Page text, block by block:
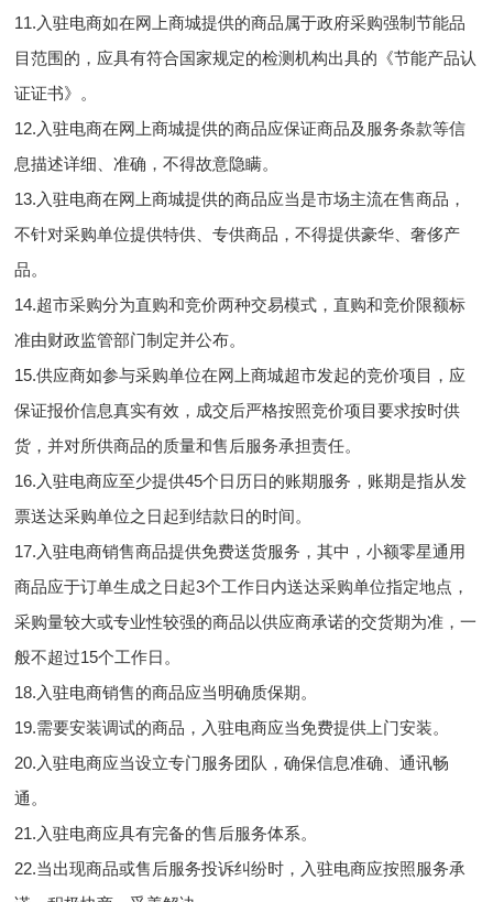
11.入驻电商如在网上商城提供的商品属于政府采购强制节能品
目范围的，应具有符合国家规定的检测机构出具的《节能产品认
证证书》。
12.入驻电商在网上商城提供的商品应保证商品及服务条款等信
息描述详细、准确，不得故意隐瞒。
13.入驻电商在网上商城提供的商品应当是市场主流在售商品，
不针对采购单位提供特供、专供商品，不得提供豪华、奢侈产
品。
14.超市采购分为直购和竞价两种交易模式，直购和竞价限额标
准由财政监管部门制定并公布。
15.供应商如参与采购单位在网上商城超市发起的竞价项目，应
保证报价信息真实有效，成交后严格按照竞价项目要求按时供
货，并对所供商品的质量和售后服务承担责任。
16.入驻电商应至少提供45个日历日的账期服务，账期是指从发
票送达采购单位之日起到结款日的时间。
17.入驻电商销售商品提供免费送货服务，其中，小额零星通用
商品应于订单生成之日起3个工作日内送达采购单位指定地点，
采购量较大或专业性较强的商品以供应商承诺的交货期为准，一
般不超过15个工作日。
18.入驻电商销售的商品应当明确质保期。
19.需要安装调试的商品，入驻电商应当免费提供上门安装。
20.入驻电商应当设立专门服务团队，确保信息准确、通讯畅
通。
21.入驻电商应具有完备的售后服务体系。
22.当出现商品或售后服务投诉纠纷时，入驻电商应按照服务承